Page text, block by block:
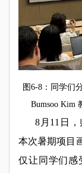
图6-8：同学们
Bumsoo Kim
8月11日
本次暑期项目
仅让同学们感